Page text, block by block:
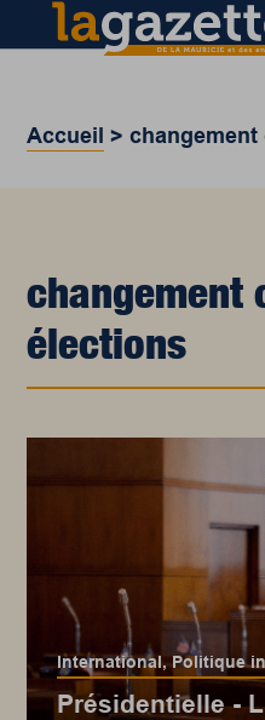
Accueil >
changement
élections
International, Politique
Présidentielle -